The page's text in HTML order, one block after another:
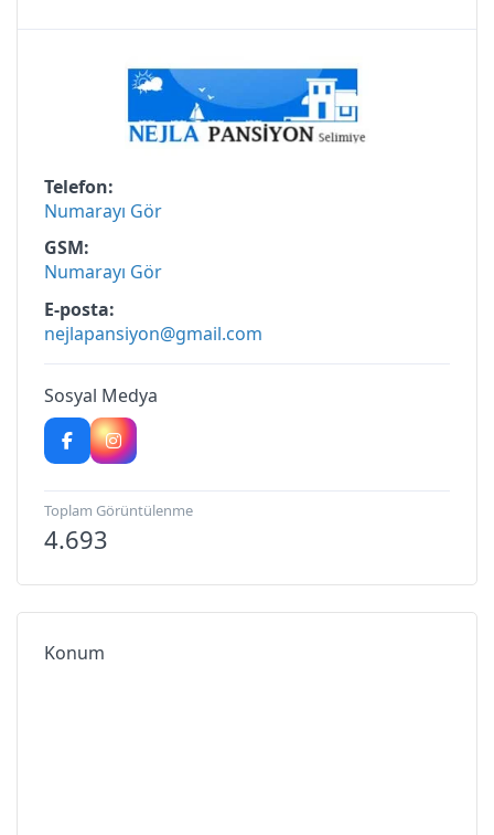
Telefon
Numarayı Gör
GSM
Numarayı Gör
E-posta
nejlapansiyon@gmail.com
Sosyal Medya
Toplam Görüntülenme
4.693
Konum